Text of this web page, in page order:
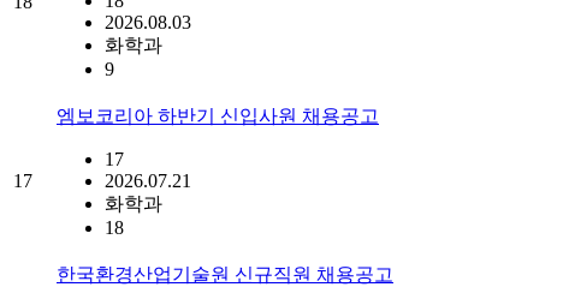
2026.08.03
화학과
9
17
엠보코리아 하반기 신입사원 채용공고
17
2026.07.21
화학과
18
한국환경산업기술원 신규직원 채용공고